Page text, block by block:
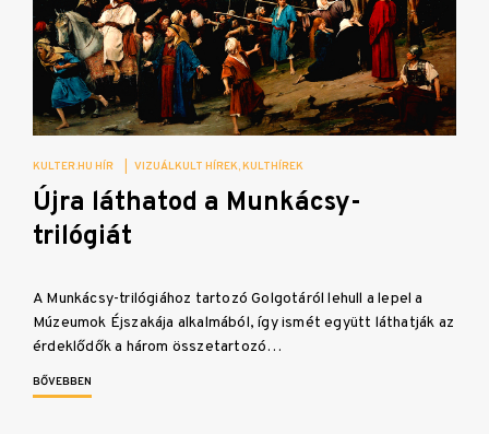
KULTER.HU HÍR VIZUÁLKULT HÍREK KULTHÍREK
Újra láthatod a Munkácsy-
trilógiát
A Munkácsy-trilógiához tartozó Golgotáról lehull a lepel a
Múzeumok Éjszakája alkalmából, így ismét együtt láthatják az
érdeklődők a három összetartozó…
BŐVEBBEN